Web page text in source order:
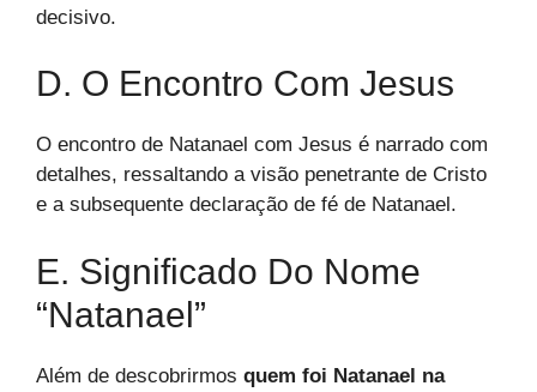
decisivo.
D. O Encontro Com Jesus
O encontro de Natanael com Jesus é narrado com
detalhes, ressaltando a visão penetrante de Cristo
e a subsequente declaração de fé de Natanael.
E. Significado Do Nome
“Natanael”
Além de descobrirmos quem foi Natanael na